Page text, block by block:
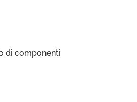
di componenti